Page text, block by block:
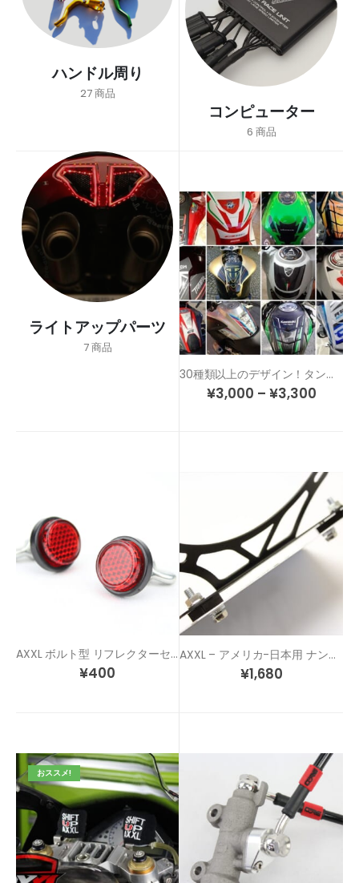
ハンドル周り
27商品
コンピューター
6 商品
ライトアップパーツ
7商品
30種類以上のデザイン！タンクのドレスアップ＆傷防止！カスタム タンクパッド
¥3,000 – ¥3,300
AXXL ボルト型 リフレクターセット
¥400
AXXL – アメリカ-日本用 ナンバー穴 変換ステーキット
¥1,680
おススメ!